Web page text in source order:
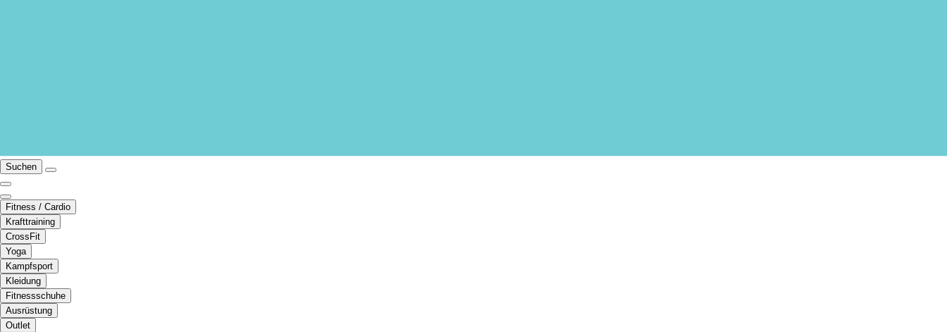
Suchen
Fitness / Cardio
Krafttraining
CrossFit
Yoga
Kampfsport
Kleidung
Fitnessschuhe
Ausrüstung
Outlet